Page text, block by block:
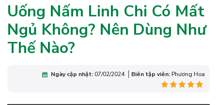
Uống Nấm Linh Chi Có Mất
Ngủ Không? Nên Dùng Như
Thế Nào?
Ngày cập nhật:07/02/2024 Biên tập viên:Phương Hoa